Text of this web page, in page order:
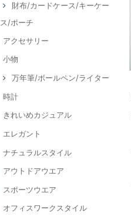
財布/カードケース/キーケー
ス/ポーチ
アクセサリー
小物
万年筆/ボールペン/ライター
時計
きれいめカジュアル
エレガント
ナチュラルスタイル
アウトドアウエア
スポーツウエア
オフィスワークスタイル